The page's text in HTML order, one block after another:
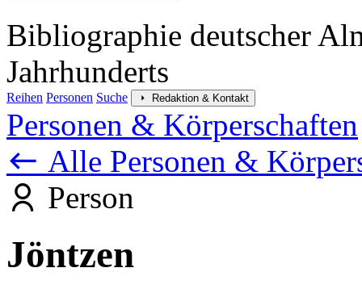
Bibliographie deutscher
Jahrhunderts
Reihen Personen Suche Redaktion & Kontakt
Personen & Körperschaften
Alle Personen &
Person
Jöntzen